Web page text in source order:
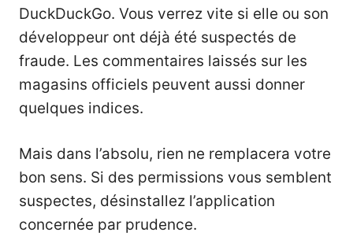
DuckDuckGo. Vous verrez vite si elle ou son
développeur ont déjà été suspectés de
fraude. Les commentaires laissés sur les
magasins officiels peuvent aussi donner
quelques indices.
Mais dans l’absolu, rien ne remplacera votre
bon sens. Si des permissions vous semblent
suspectes, désinstallez l’application
concernée par prudence.